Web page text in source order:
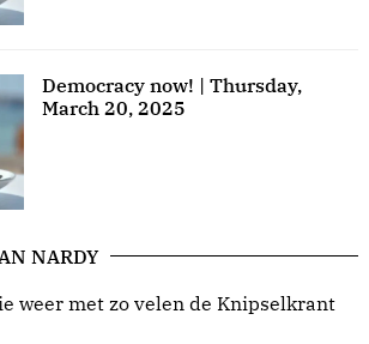
Democracy now! | Thursday,
March 20, 2025
NARDY
weer met zo velen de Knipselkrant